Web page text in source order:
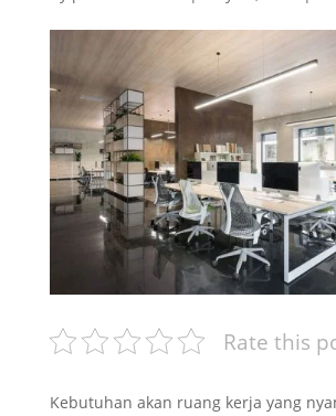
Rate this
Kebutuhan akan ruang kerja yang